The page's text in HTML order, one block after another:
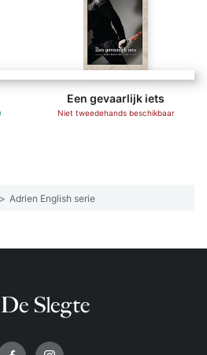
Een gevaarlijk iets
Niet tweedehands beschikbaar
> Adrien English serie